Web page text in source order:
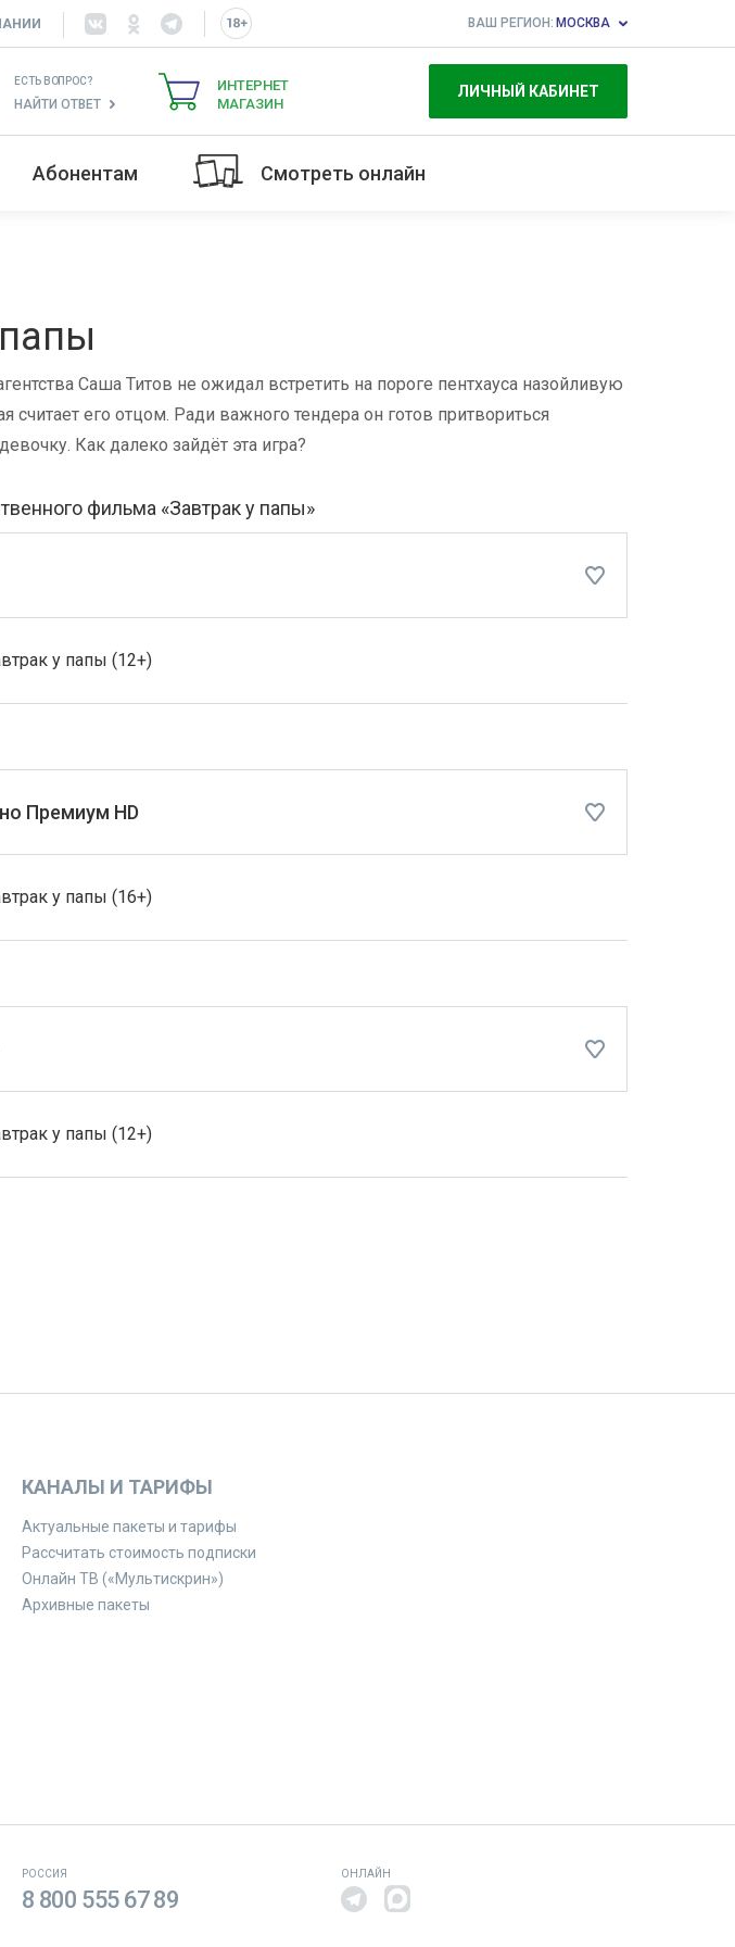
ВАШ РЕГИОН: МОСКВА
ЕСТЬ ВОПРОС?
НАЙТИ ОТВЕТ
ИНТЕРНЕТ
МАГАЗИН
ЛИЧНЫЙ КАБИНЕТ
Абонентам Смотреть онлайн
Саша Титов не ожидал встретить на пороге пентхауса назойливую
его отцом. Ради важного тендера он готов притвориться
Как далеко зайдёт эта игра?
фильма «Завтрак у папы»
у папы (12+)
Премиум HD
у папы (16+)
у папы (12+)
КАНАЛЫ И ТАРИФЫ
Актуальные пакеты и тарифы
Рассчитать стоимость подписки
Онлайн ТВ («Мультискрин»)
Архивные пакеты
РОССИЯ
8 800 555 67 89
ОНЛАЙН